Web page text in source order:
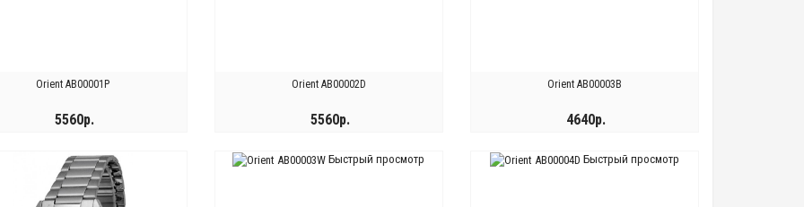
Orient AB00001P
5560р.
Orient AB00002D
5560р.
КУПИТЬ
Orient AB00003B
4640р.
КУПИТЬ
Быстрый просмотр Быстрый просмотр